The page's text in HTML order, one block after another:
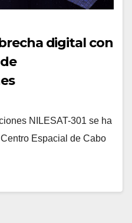
digital con
NILESAT-301 se ha
Espacial de Cabo